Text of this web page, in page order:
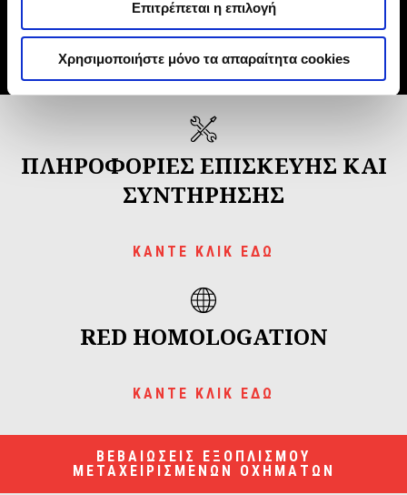
Επιτρέπεται η επιλογή
Χρησιμοποιήστε μόνο τα απαραίτητα cookies
οχήματός σας.
ΔΕΣ ΠΕΡΙΣΣΟΤΕΡΑ
ΠΛΗΡΟΦΟΡΙΕΣ ΕΠΙΣΚΕΥΗΣ ΚΑΙ
ΣΥΝΤΗΡΗΣΗΣ
ΚΑΝΤΕ ΚΛΙΚ ΕΔΩ
RED HOMOLOGATION
ΚΑΝΤΕ ΚΛΙΚ ΕΔΩ
ΒΕΒΑΙΩΣΕΙΣ ΕΞΟΠΛΙΣΜΟΥ
ΜΕΤΑΧΕΙΡΙΣΜΕΝΩΝ ΟΧΗΜΑΤΩΝ